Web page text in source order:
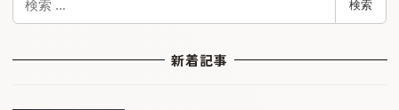
検索
新着記事